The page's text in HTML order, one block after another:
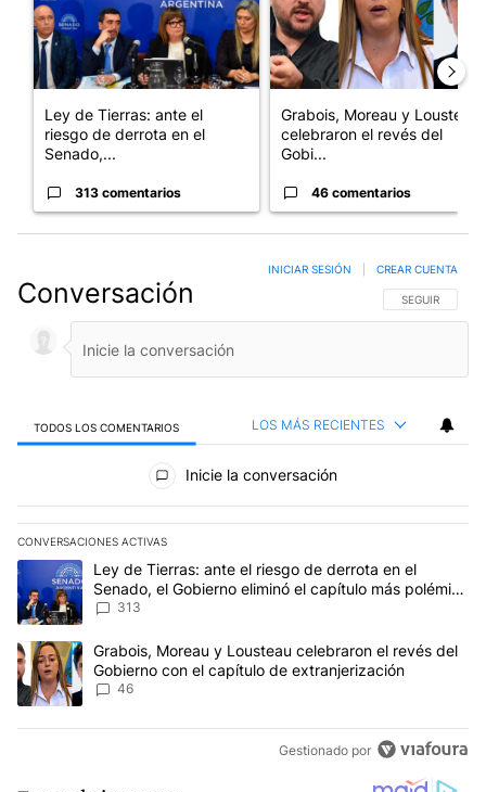
Ley de Tierras: ante el
riesgo de derrota en el
Senado,...
313 comentarios
Grabois, Moreau y Lousteau
celebraron el revés del
Gobi...
46 comentarios
Conversación SIGA ESTA
SEGUIR
INICIAR SESIÓN CREAR CUENTA
TODOS LOS COMENTARIOS LOS MÁS RECIENTES
Todos los comentarios
Inicie la conversación
CONVERSACIONES ACTIVAS
Este listado muestra los artículos con más comentarios en los
Un artículo de tendencia con el título "Ley de Tierras: ante el
Ley de Tierras: ante el riesgo de derrota en el
Senado, el Gobierno eliminó el capítulo más polémico
del proyecto
313
Un artículo de tendencia con el título "Grabois, Moreau y
Grabois, Moreau y Lousteau celebraron el revés del
Gobierno con el capítulo de extranjerización
46
Gestionado por